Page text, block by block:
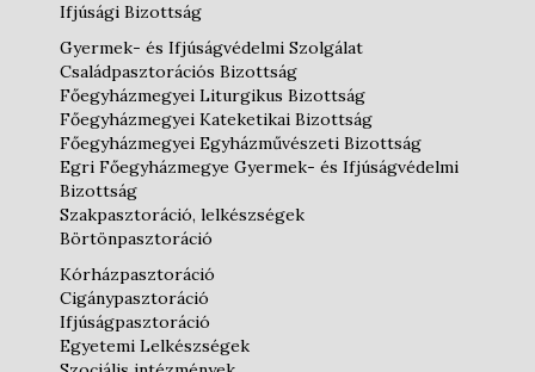
Ifjúsági Bizottság
Gyermek- és Ifjúságvédelmi Szolgálat
Családpasztorációs Bizottság
Főegyházmegyei Liturgikus Bizottság
Főegyházmegyei Kateketikai Bizottság
Főegyházmegyei Egyházművészeti Bizottság
Egri Főegyházmegye Gyermek- és Ifjúságvédelmi
Bizottság
Szakpasztoráció, lelkészségek
Börtönpasztoráció
Kórházpasztoráció
Cigánypasztoráció
Ifjúságpasztoráció
Egyetemi Lelkészségek